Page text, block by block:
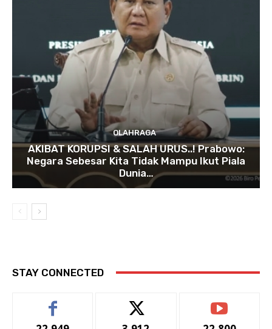
OLAHRAGA
AKIBAT KORUPSI & SALAH URUS..! Prabowo:
Negara Sebesar Kita Tidak Mampu Ikut Piala
Dunia…
STAY CONNECTED